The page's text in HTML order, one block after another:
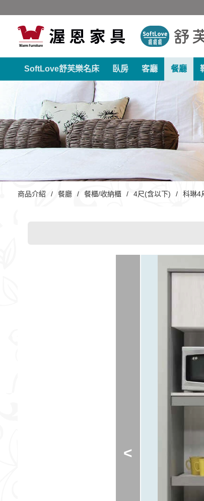
SoftLove舒芙樂名床 臥房 客廳 餐廳
商品介紹 餐廳 餐櫃/收納櫃 4尺(含以下) 科琳4